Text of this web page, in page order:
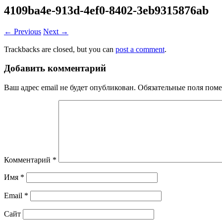
4109ba4e-913d-4ef0-8402-3eb9315876ab
← Previous Next →
Trackbacks are closed, but you can post a comment.
Добавить комментарий
Ваш адрес email не будет опубликован. Обязательные поля
Комментарий *
Имя *
Email *
Сайт